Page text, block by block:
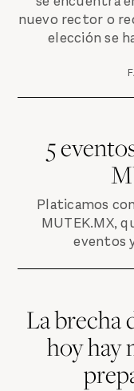
nuevo rector o
elección se
5
Platicamos
MUTEK.MX,
eventos
La brecha
hoy hay